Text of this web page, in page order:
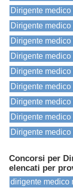
Dirigente
Dirigente
Dirigente
Dirigente
Dirigente
Dirigente
Dirigente
Dirigente
Dirigente
Concorsi per
elencati per
dirigente medico